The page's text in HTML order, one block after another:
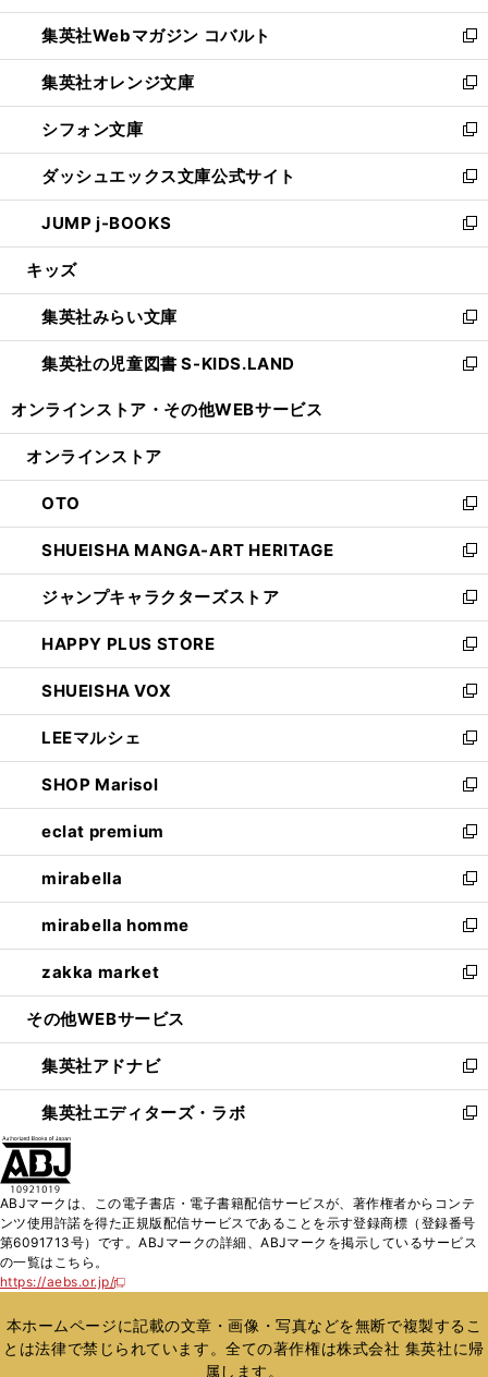
開
く
ウ
で
開
く
ン
ド
ウ
で
開
く
ウ
ィ
ン
ド
ウ
で
開
く
集英社Webマガジン コバルト
新
し
い
ウ
ィ
ン
ド
ウ
で
開
集英社オレンジ文庫
新
し
い
ウ
ィ
ン
ド
ウ
開
く
シフォン文庫
新
し
い
ウ
ィ
ン
ウ
で
開
く
ダッシュエックス文庫公式サイト
新
し
い
ウ
ン
ド
ウ
で
JUMP j-BOOKS
新
し
ウ
ィ
ン
ド
開
キッズ
集英社みらい文庫
新
し
い
ン
ウ
で
開
く
集英社の児童図書 S-KIDS.LAND
新
ウ
ン
ド
ウ
で
開
く
オンラインストア・ その他WEBサービス
オンラインストア
OTO
新
し
い
ウ
ィ
ン
ド
ウ
で
開
く
SHUEISHA MANGA-ART HERITAGE
新
し
い
ウ
ィ
ン
ド
ウ
で
開
く
ジャンプキャラクターズストア
新
し
い
ウ
ィ
ン
ド
ウ
で
開
く
HAPPY PLUS STORE
新
し
い
ウ
ィ
ン
ド
ウ
で
開
く
SHUEISHA VOX
新
し
い
ウ
ィ
ン
ド
ウ
で
開
く
LEEマルシェ
新
し
い
ウ
ィ
ン
ド
ウ
で
開
く
SHOP Marisol
新
し
い
ウ
ィ
ン
ド
ウ
で
開
eclat premium
新
し
い
ウ
ィ
ン
ド
ウ
開
く
mirabella
新
し
い
ウ
ィ
ン
ウ
で
開
く
mirabella homme
新
し
い
ウ
ン
ド
ウ
で
zakka market
新
し
ウ
ィ
ン
ド
く
その他WEBサービス
集英社アドナビ
新
し
い
ド
ウ
で
集英社エディターズ・ラボ
新
ィ
ン
ド
開
く
ABJマークは、この電子書店・電子書籍配信サービスが、著作権者からコンテ
ンツ使用許諾を得た正規版配信サービスであることを示す登録商標（登録番号
第6091713号）です。ABJマークの詳細、ABJマークを掲示しているサービス
の一覧はこちら。
https://aebs.or.jp/
新
い
ウ
ィ
本ホームページに記載の文章・画像・写真などを無断で複製するこ
とは法律で禁じられています。全ての著作権は株式会社 集英社に帰
属します。